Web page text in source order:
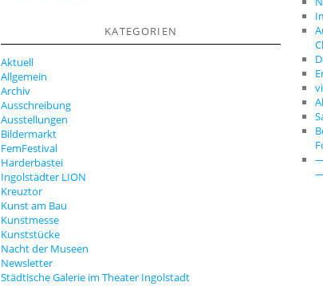
KATEGORIEN
Aktuell
Allgemein
Archiv
Ausschreibung
Ausstellungen
Bildermarkt
FemFestival
Harderbastei
Ingolstädter LION
Kreuztor
Kunst am Bau
Kunstmesse
Kunststücke
Nacht der Museen
Newsletter
Städtische Galerie im Theater Ingolstadt